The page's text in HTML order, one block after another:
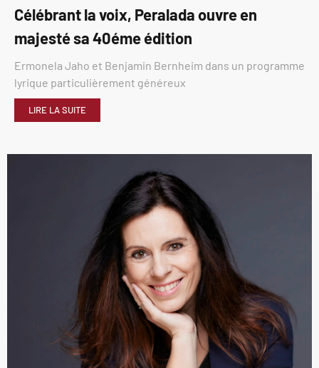
Célébrant la voix, Peralada ouvre en
majesté sa 40éme édition
Ermonela Jaho et Benjamin Bernheim dans un programme
lyrique particulièrement généreux
LIRE LA SUITE